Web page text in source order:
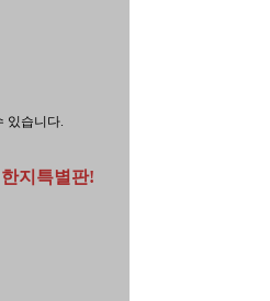
있습니다.
지특별판!